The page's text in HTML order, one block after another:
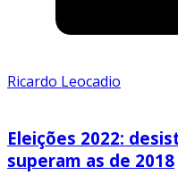
Ricardo Leocadio
Eleições 2022:
superam as de 2018